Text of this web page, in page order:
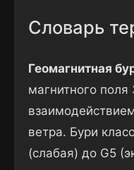
Словарь
Геомагнитная
магнитного
ветра. Бури
(слабая) до G5